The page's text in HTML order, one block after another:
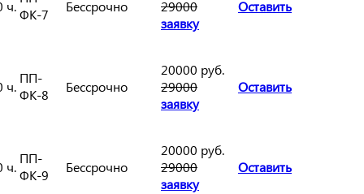
ч.ФК-7
Бессрочно
29000
Оставить
заявку
ч.
ПП-
ФК-8
Бессрочно
20000 руб.
29000
Оставить
заявку
ч.
ПП-
ФК-9
Бессрочно
20000 руб.
29000
Оставить
заявку